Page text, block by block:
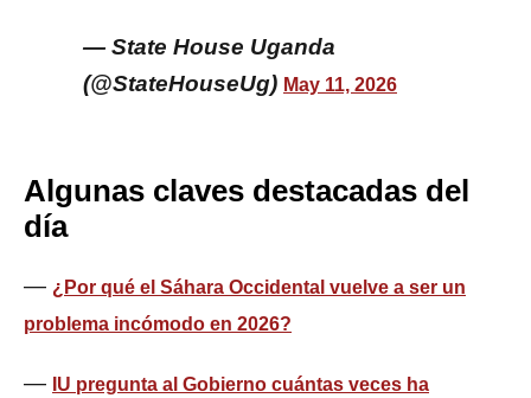
— State House Uganda
(@StateHouseUg) May 11, 2026
Algunas claves destacadas del
día
— ¿Por qué el Sáhara Occidental vuelve a ser un
problema incómodo en 2026?
— IU pregunta al Gobierno cuántas veces ha